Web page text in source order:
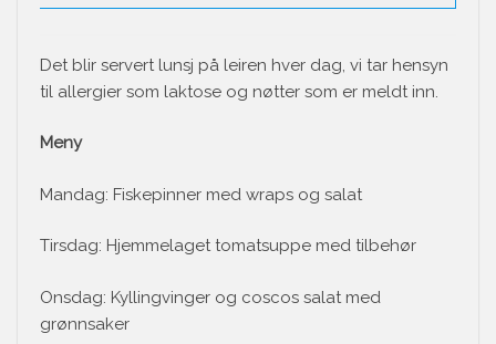
Det blir servert lunsj på leiren hver dag, vi tar hensyn
til allergier som laktose og nøtter som er meldt inn.
Meny
Mandag: Fiskepinner med wraps og salat
Tirsdag: Hjemmelaget tomatsuppe med tilbehør
Onsdag: Kyllingvinger og coscos salat med
grønnsaker